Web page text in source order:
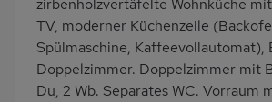
zirbenholzvertäfelte Wohnküche
TV, moderner Küchenzeile
Spülmaschine, Kaffeevollautomat),
Doppelzimmer. Doppelzimmer mit
Du, 2 Wb. Separates WC. Vorraum